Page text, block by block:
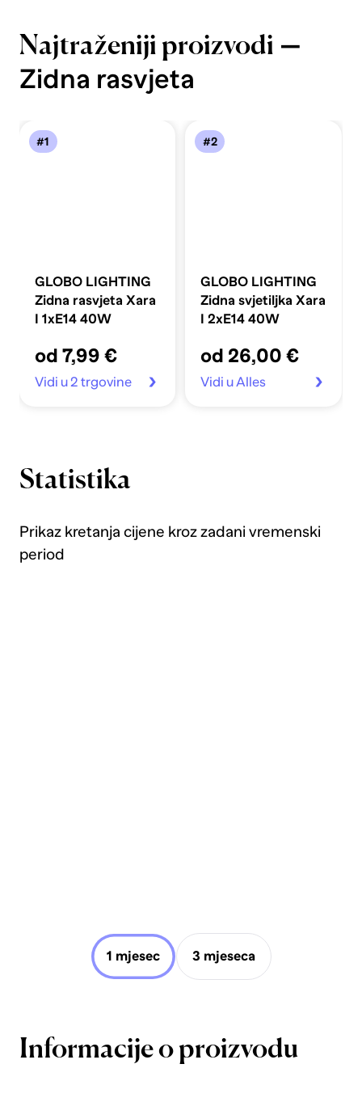
Najtraženiji proizvodi —
Zidna rasvjeta
#1
GLOBO LIGHTING
Zidna rasvjeta Xara
I 1xE14 40W
od 7,99 €
Vidi u 2 trgovine
#2
GLOBO LIGHTING
Zidna svjetiljka Xara
I 2xE14 40W
od 26,00 €
Vidi u Alles
Statistika
Prikaz kretanja cijene kroz zadani vremenski
period
1 mjesec 3 mjeseca
Informacije o proizvodu